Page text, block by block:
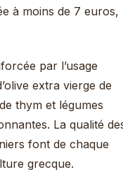
à moins de 7 euros,
par l’usage
extra vierge de
thym et légumes
La qualité
font de chaque
grecque.